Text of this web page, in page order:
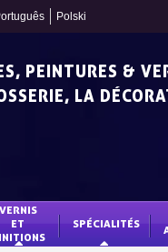
Polski
PEINTURES &
LA
VERNIS
ET
SPÉCIALITÉS